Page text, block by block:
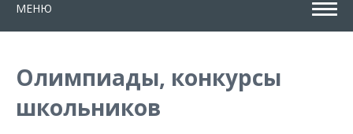
МЕНЮ
Олимпиады, конкурсы
школьников